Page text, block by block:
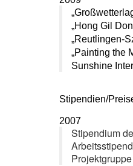
„Hong Gil
„Reutlingen-
„Painting the
Sunshine
Stipendien/
2007
Stipendium